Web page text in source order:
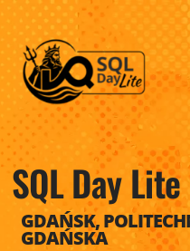
SQL Day
GDAŃSK,
GDAŃSKA